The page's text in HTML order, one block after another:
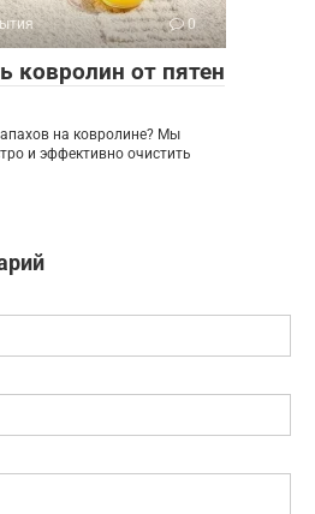
0
ковролин от пятен
на ковролине? Мы
и эффективно очистить